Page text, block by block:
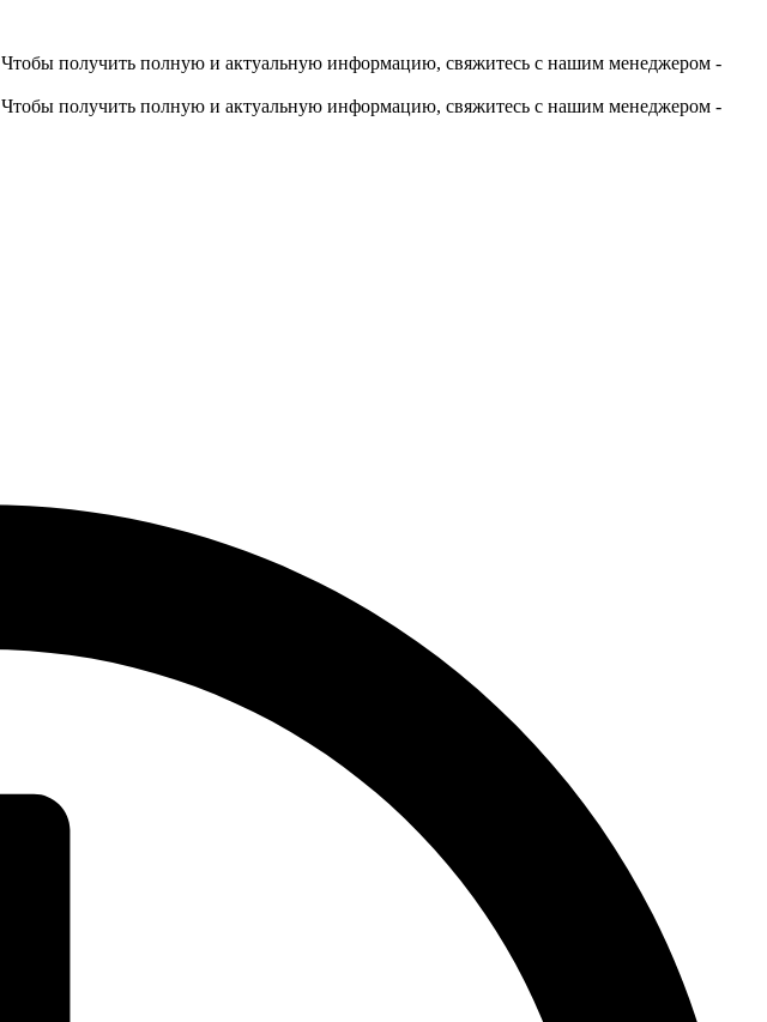
Чтобы получить полную и актуальную информацию, свяжитесь с нашим менеджером -
Чтобы получить полную и актуальную информацию, свяжитесь с нашим менеджером -